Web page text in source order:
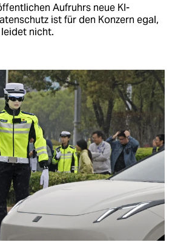
Aufruhrs neue KI-
ist für den Konzern egal,
nicht.